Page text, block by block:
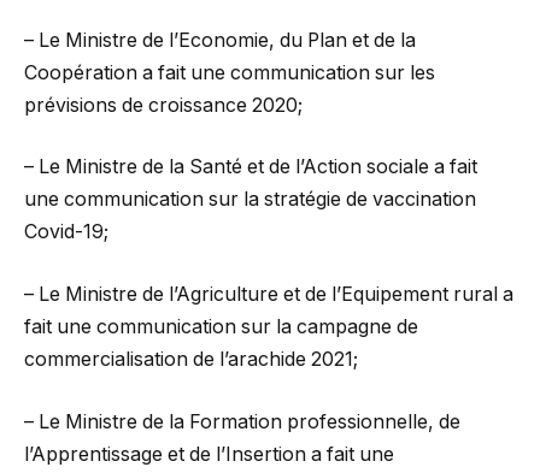
– Le Ministre de l’Economie, du Plan et de la
Coopération a fait une communication sur les
prévisions de croissance 2020;
– Le Ministre de la Santé et de l’Action sociale a fait
une communication sur la stratégie de vaccination
Covid-19;
– Le Ministre de l’Agriculture et de l’Equipement rural a
fait une communication sur la campagne de
commercialisation de l’arachide 2021;
– Le Ministre de la Formation professionnelle, de
l’Apprentissage et de l’Insertion a fait une